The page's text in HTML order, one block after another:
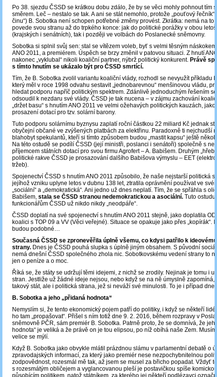
Po 38. sjezdu ČSSD se krátkou dobu zdálo, že by se věci mohly pohnout tím
směrem. Leč – nestalo se tak. A ani se stát nemohlo, protože „pouťový řečník“
činu“) B. Sobotka není schopen potřebné změny provést. Zkrátka: nemá na
povede svou stranu až do trpkého konce: jak do politické porážky v obou
(krajských i senátních), tak i později ve volbách do Poslanecké sněmovny.
Sobotka si splnil svůj sen: stal se vítězem voleb, byť s velmi těsným
ANO 2011, a premiérem. Úspěch se brzy změnil v patovou situaci. Z hnutí
nakonec „vyklubal“ nikoli koaliční partner, nýbrž politický konkurent. Právě
s tímto hnutím se ukázalo být pro ČSSD smrtící.
Tím, že B. Sobotka zvolil variantu koaliční vlády, rozhodl se nevyužít příkladu
který měl v roce 1998 odvahu sestavit „jednobarevnou“ menšinovou vládu,
hledat podporu napříč politickým spektrem. Zdánlivě jednoduchým řešením
odsoudil k nezdaru své vlády. ČSSD je tak nucena – v zájmu zachování
„držet basu“ s hnutím ANO 2011 ve velmi ožehavých politických kauzách,
prosazení dotací pro tzv. solární barony.
Tuto podporu solárnímu byznysu zaplatí roční částkou 22 miliard Kč jednak
obyčejní občané ve zvýšených platbách za elektřinu. Paradoxně ti nejchudší
blahobyt spekulantů, kteří si tímto způsobem budou „mastit kapsu“ ještě
Na této ostudě se podílí ČSSD (její ministři, poslanci i senátoři) společně s
příjemcem státních dotací pro svou firmu Agrofert – A. Babišem. Druhým
politické rakve ČSSD je prosazování dalšího Babišova výmyslu – EET
tržeb).
Spojenectví ČSSD s hnutím ANO 2011 způsobilo, že naše nejstarší politická
jejíhož vzniku uplyne letos v dubnu 138 let, ztratila oprávnění používat ve
„sociální“ a „demokratická“. Ani jedno už dnes neplatí. Tím, že se spřáhla s
Babišem, stala se ČSSD stranou nedemokratickou a asociální. Tuto
funkcionářům ČSSD už nikdo nikdy „neodpáře“.
ČSSD doplatí na své spojenectví s hnutím ANO 2011 stejně, jako doplatila
koalici s TOP 09 a VV (Věci veřejné). Situace se opakuje jako přes „kopírák“.
budou podobné…
Současná ČSSD se zpronevěřila úplně všemu, co kdysi patřilo k
strany. Dnes je ČSSD pouhá slupka s úplně jiným obsahem. S původní
nemá dnešní ČSSD společného zhola nic. Sobotkovskému vedení strany to
jen o peníze a o moc.
Říká se, že státy se udržují těmi idejemi, z nichž se zrodily. Nejinak je tomu i u
stran. Jestliže už žádné ideje nejsou, nebo když se na ně úmyslně zapomíná,
takový stát, ale i politická strana, jež si neváží své minulosti. To je i případ
B. Sobotka a jeho „přidaná hodnota“
Nemyslím si, že tento ekonomický pojem patří do politiky, i když se někteří
ho tam „propašovat“. Přišel s ním totiž dne 9. 2. 2016, během rozpravy v
sněmovně PČR, sám premiér B. Sobotka. Patrně proto, že se domnívá, že
hodnota“ je veliká a že právě on je tou elipsou, po níž obíhá naše Zem.
velice se mýlí.
Když B. Sobotka jako obvykle mlátil prázdnou slámu v parlamentní debatě o
zpravodajských informací, za který jako premiér nese nezpochybnitelnou
zodpovědnost, rozesmál mě tak, až jsem se musel za břicho popadat. Vždyť
s rozesmátým obličejem a vyglancovanou pleší je postavičkou spíše